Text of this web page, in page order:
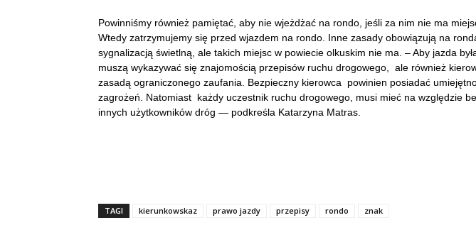
Powinniśmy również pamiętać, aby nie wjeżdżać na rondo, jeśli za nim nie ma
Wtedy zatrzymujemy się przed wjazdem na rondo. Inne zasady obowiązują na
sygnalizacją świetlną, ale takich miejsc w powiecie olkuskim nie ma. – Aby jazda
muszą wykazywać się znajomością przepisów ruchu drogowego, ale również
zasadą ograniczonego zaufania. Bezpieczny kierowca powinien posiadać
zagrożeń. Natomiast każdy uczestnik ruchu drogowego, musi mieć na względzie
innych użytkowników dróg — podkreśla Katarzyna Matras.
TAGI kierunkowskaz prawo jazdy przepisy rondo znak